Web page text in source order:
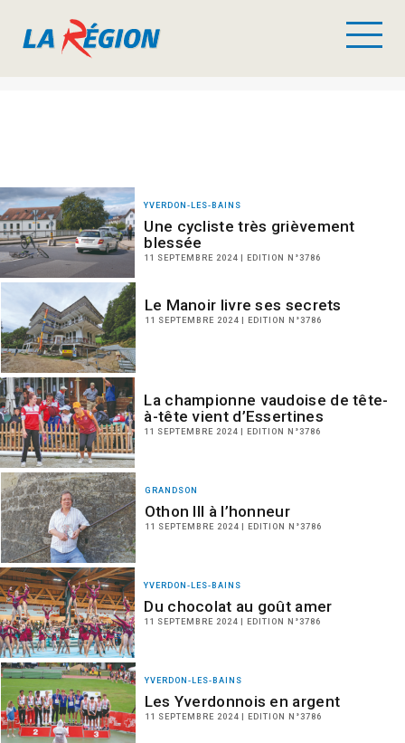
YVERDON-LES-BAINS
Une cycliste très grièvement
blessée
11 SEPTEMBRE 2024 | EDITION N°3786
Le Manoir livre ses secrets
11 SEPTEMBRE 2024 | EDITION N°3786
La championne vaudoise de tête-
à-tête vient d’Essertines
11 SEPTEMBRE 2024 | EDITION N°3786
GRANDSON
Othon III à l’honneur
11 SEPTEMBRE 2024 | EDITION N°3786
YVERDON-LES-BAINS
Du chocolat au goût amer
11 SEPTEMBRE 2024 | EDITION N°3786
YVERDON-LES-BAINS
Les Yverdonnois en argent
11 SEPTEMBRE 2024 | EDITION N°3786